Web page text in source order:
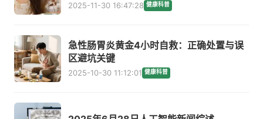
2025-11-30 16:47:28 健康科普
急性肠胃炎黄金4小时自救：正确处置与误
区避坑关键
2025-10-30 11:12:01 健康科普